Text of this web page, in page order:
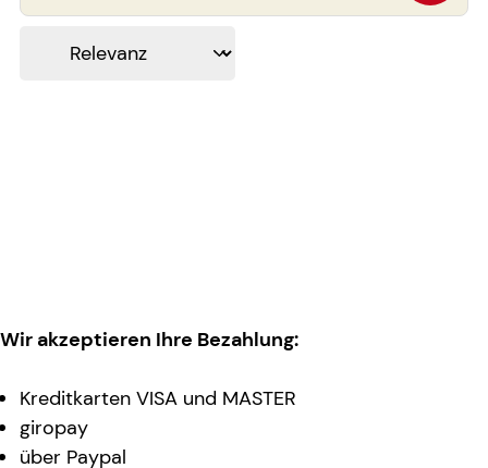
Wir akzeptieren Ihre Bezahlung:
Kreditkarten VISA und MASTER
giropay
über Paypal